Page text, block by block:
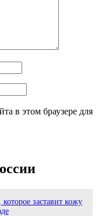
в этом браузере для
заставит кожу